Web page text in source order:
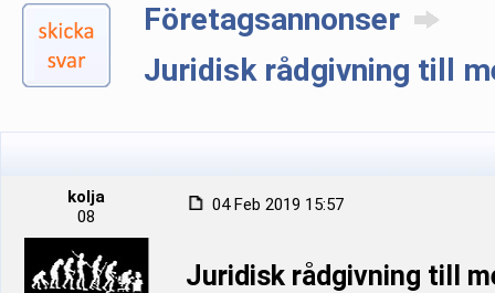
Företagsannonser
Juridisk rådgivning till
kolja
08
04 Feb 2019 15:57
Juridisk rådgivning till